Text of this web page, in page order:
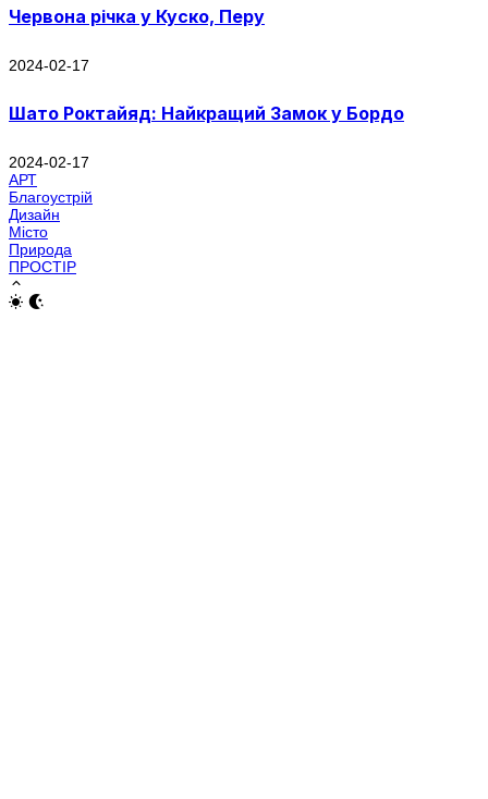
Червона річка у Куско, Перу
2024-02-17
Шато Роктайяд: Найкращий Замок у Бордо
2024-02-17
АРТ
Благоустрій
Дизайн
Місто
Природа
ПРОСТІР